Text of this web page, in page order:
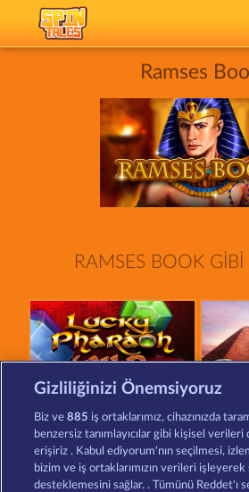
Ramses
RAMSES BOOK GIBI
Gizliliğinizi Önemsiyoruz
Biz ve885 iş ortaklarımız, cihazınızda
benzersiz tanımlayıcılar gibi kişisel
erişiriz . Kabul ediyorum'nın seçilmesi,
bizim ve iş ortaklarımızın verileri işleyerek
desteklemesini sağlar. . Tümünü Reddet'ı